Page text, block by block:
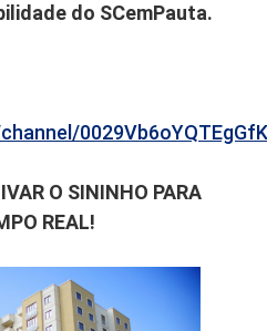
do SCemPauta.
O SININHO PARA
REAL!